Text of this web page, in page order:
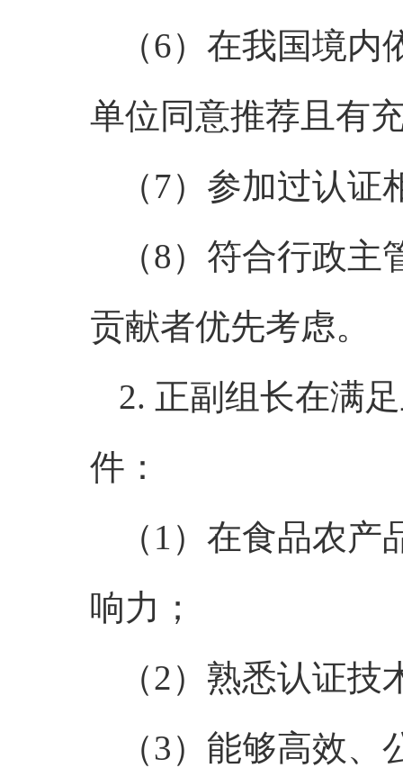
（6）在我国境
单位同意推荐且有
（7）参加过认
（8）符合行政
贡献者优先考虑。
2. 正副组长在满
件：
（1）在食品农
响力；
（2）熟悉认证
（3）能够高效